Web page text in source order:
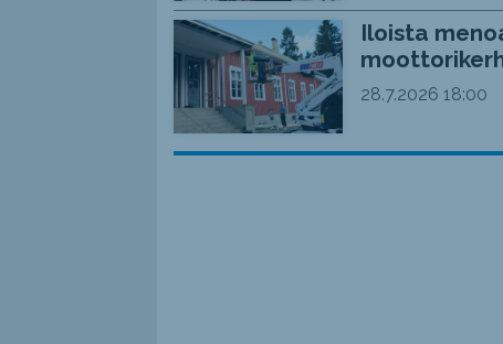
Iloista
28.7.2026 18:00